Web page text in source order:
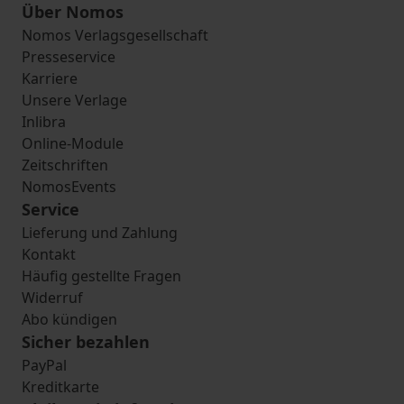
Über Nomos
Nomos Verlagsgesellschaft
Presseservice
Karriere
Unsere Verlage
Inlibra
Online-Module
Zeitschriften
NomosEvents
Service
Lieferung und Zahlung
Kontakt
Häufig gestellte Fragen
Widerruf
Abo kündigen
Sicher bezahlen
PayPal
Kreditkarte